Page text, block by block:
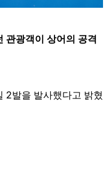
관광객이 상어의 공격